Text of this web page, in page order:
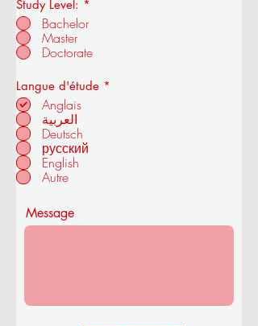
Académie royale d'économie et de
technologie de l'OUS
à ZÜRICH - SUISSE
Study Level: *
Bachelor
Master
Doctorate
Langue d'étude *
Anglais
العربية
Deutsch
русский
English
Autre
Message